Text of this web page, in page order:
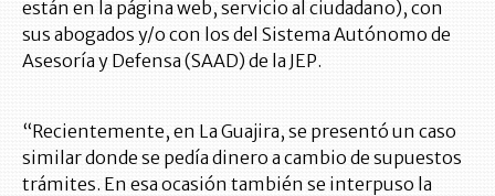
están en la página web, servicio al ciudadano), con
sus abogados y/o con los del Sistema Autónomo de
Asesoría y Defensa (SAAD) de la JEP.
“Recientemente, en La Guajira, se presentó un caso
similar donde se pedía dinero a cambio de supuestos
trámites. En esa ocasión también se interpuso la